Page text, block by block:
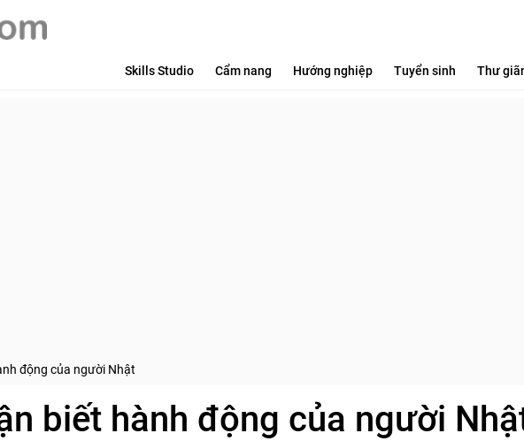
Skills Studio Cẩm nang Hướng nghiệp Tuyển sinh Thư
động của người Nhật
biết hành động của người